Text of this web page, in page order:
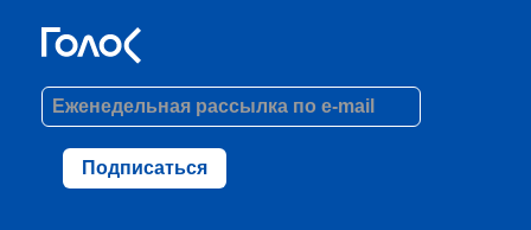
Подписаться